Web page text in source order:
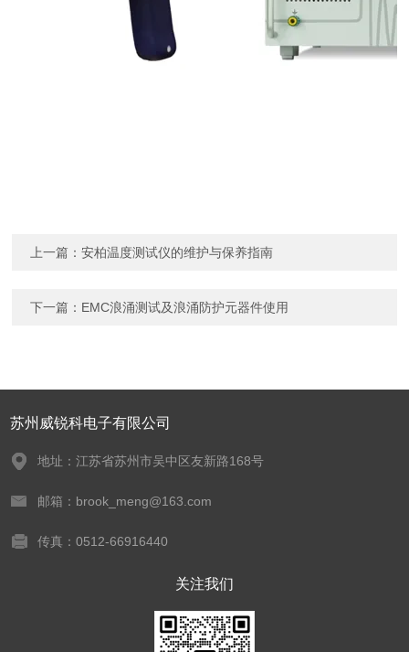
上一篇：安柏温度测试仪的维护与保养指南
下一篇： EMC浪涌测试及浪涌防护元器件使用
苏州威锐科电子有限公司
地址：江苏省苏州市吴中区友新路168号
邮箱：brook_meng@163.com
传真：0512-66916440
关注我们